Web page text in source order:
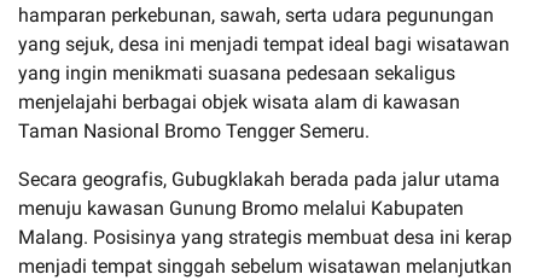
hamparan perkebunan, sawah, serta udara pegunungan
yang sejuk, desa ini menjadi tempat ideal bagi wisatawan
yang ingin menikmati suasana pedesaan sekaligus
menjelajahi berbagai objek wisata alam di kawasan
Taman Nasional Bromo Tengger Semeru.
Secara geografis, Gubugklakah berada pada jalur utama
menuju kawasan Gunung Bromo melalui Kabupaten
Malang. Posisinya yang strategis membuat desa ini kerap
menjadi tempat singgah sebelum wisatawan melanjutkan